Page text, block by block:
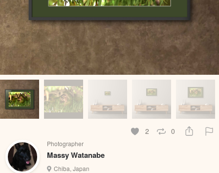
2 0
Photographer
Massy Watanabe
Chiba, Japan